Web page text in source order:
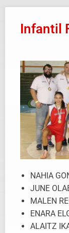
Infantil
NAHIA
JUNE
MALEN
ENARA
ALAITZ